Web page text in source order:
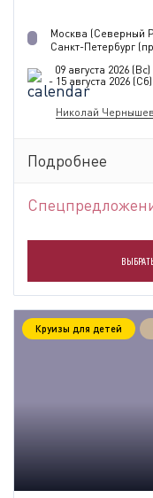
Москва (Северный
Санкт-Петербург
09 августа 2026 (Вс)
- 15 августа 2026 (Сб)
Николай
Подробнее
Круизы для детей